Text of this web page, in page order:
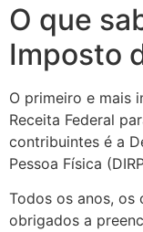
O que
Imposto
O primeiro e mais
Receita Federal
contribuintes é a
Pessoa Física
Todos os anos, os
obrigados a